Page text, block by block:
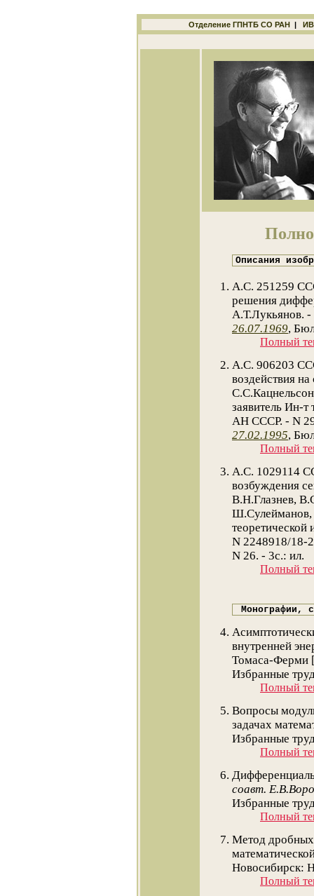
Отделение ГПНТБ СО РАН|
Описания
А.С. 251259
решения
А.Т.Лукьянов.
26.07.1969,
Полный
А.С. 906203
воздействия
заявитель Ин-
АН СССР. - N
27.02.1995,
Полный
А.С. 1029114
возбуждения
В.Н.Глазнев,
Ш.Сулейманов,
N 2248918/18-
N 26. - 3с.: ил.
Полный
Монографии,
внутренней
Томаса-Ферми
Избранные
Полный
Вопросы
задачах
Избранные
Полный
соавт.
Избранные
Полный
Метод
Новосибирск:
Полный